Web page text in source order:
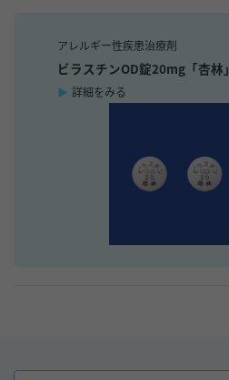
アレルギー性疾患治療剤
ビラスチンOD錠20mg「杏林」
詳細をみる